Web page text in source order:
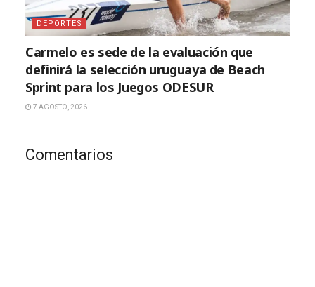
DEPORTES
Carmelo es sede de la evaluación que
definirá la selección uruguaya de Beach
Sprint para los Juegos ODESUR
7 AGOSTO, 2026
Comentarios